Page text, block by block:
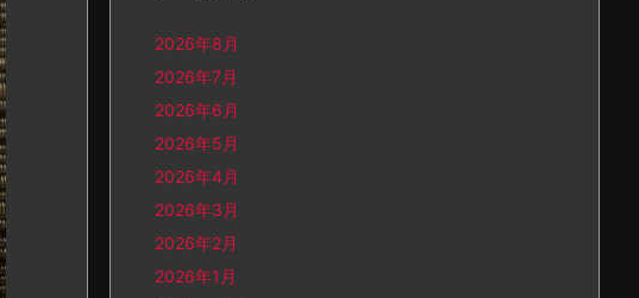
2026年8月
2026年7月
2026年6月
2026年5月
2026年4月
2026年3月
2026年2月
2026年1月